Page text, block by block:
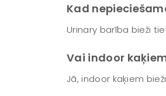
Kad
Urinary barība bieži
Vai indoor
Jā, indoor kaķiem